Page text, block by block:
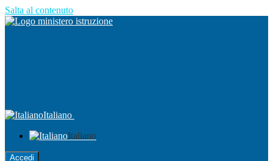
Salta al contenuto
Italiano
Italiano
Accedi